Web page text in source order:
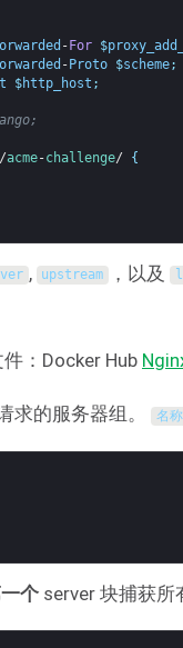
- For $
-Proto $scheme;
$http_host ;
acme-challenge/
{
, upstream ，以及
：Docker Hub
求的服务器组。 名称
个 server 块捕获